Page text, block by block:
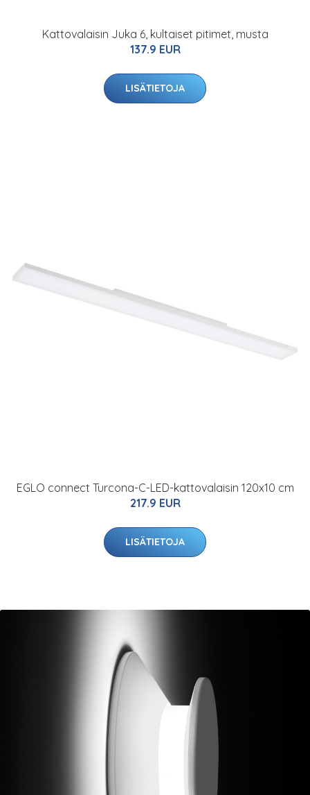
Kattovalaisin Juka 6, kultaiset pitimet, musta
137.9 EUR
LISÄTIETOJA
EGLO connect Turcona-C-LED-kattovalaisin 120x10 cm
217.9 EUR
LISÄTIETOJA